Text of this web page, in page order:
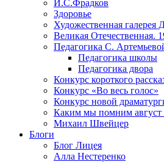
И.С.Фрадков
Здоровье
Художественная
Великая Отечественная.
Педагогика С.
Педагогика школы
Педагогика двора
Конкурс короткого
Конкурс «Во весь голос»
Конкурс новой
Каким мы помним
Михаил Швейцер
Блоги
Блог Лицея
Алла Нестеренко